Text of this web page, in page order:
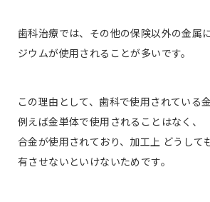
歯科治療では、その他の保険以外の金属
ジウムが使用されることが多いです。
この理由として、歯科で使用されている金
例えば金単体で使用されることはなく、
合金が使用されており、加工上 どうして
有させないといけないためです。